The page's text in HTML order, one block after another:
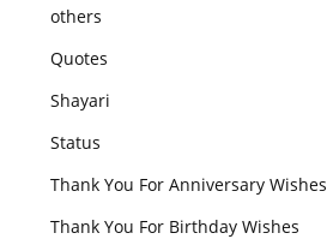
others
Quotes
Shayari
Status
Thank You For Anniversary Wishes
Thank You For Birthday Wishes